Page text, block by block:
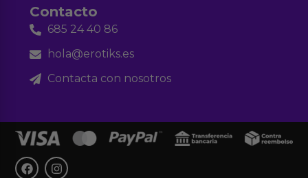
Contacto
685 24 40 86
hola@erotiks.es
Contacta con nosotros
F
a
I
n